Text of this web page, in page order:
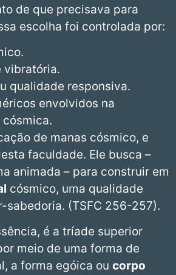
de que precisava para
escolha foi controlada por:
vibratória.
qualidade responsiva.
envolvidos na
de manas cósmico, e
faculdade. Ele busca –
animada – para construir em
cósmico, uma qualidade
sabedoria. (TSFC 256-257).
é a tríade superior
meio de uma forma de
a forma egóica ou corpo